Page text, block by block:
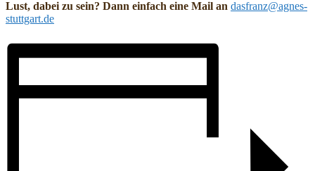
Lust, dabei zu sein? Dann einfach eine Mail an dasfranz@agnes-
stuttgart.de